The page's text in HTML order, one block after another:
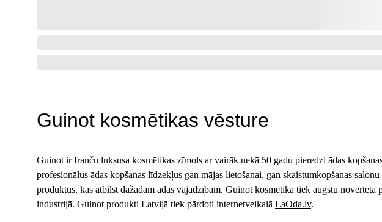
Guinot kosmētikas vēsture
Guinot ir franču luksusa kosmētikas zīmols ar vairāk nekā 50 gadu pieredzi ādas
profesionālus ādas kopšanas līdzekļus gan mājas lietošanai, gan skaistumkopšanas
produktus, kas atbilst dažādām ādas vajadzībām. Guinot kosmētika tiek augstu
industrijā. Guinot produkti Latvijā tiek pārdoti internetveikalā LaOda.lv.